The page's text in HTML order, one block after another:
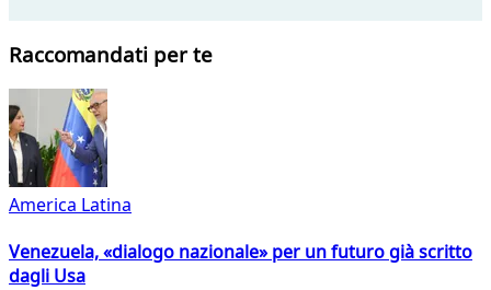
Raccomandati per te
America Latina
Venezuela, «dialogo nazionale» per un futuro già scritto
dagli Usa